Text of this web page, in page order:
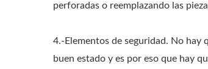
perforadas o reemplazando las
4.-Elementos de seguridad. No hay
buen estado y es por eso que hay